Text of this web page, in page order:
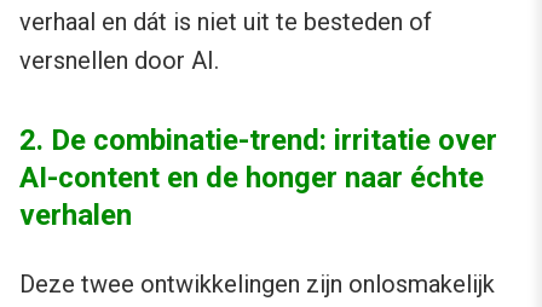
verhaal en dát is niet uit te besteden of
versnellen door AI.
2. De combinatie-trend: irritatie over
AI-content en de honger naar échte
verhalen
Deze twee ontwikkelingen zijn onlosmakelijk